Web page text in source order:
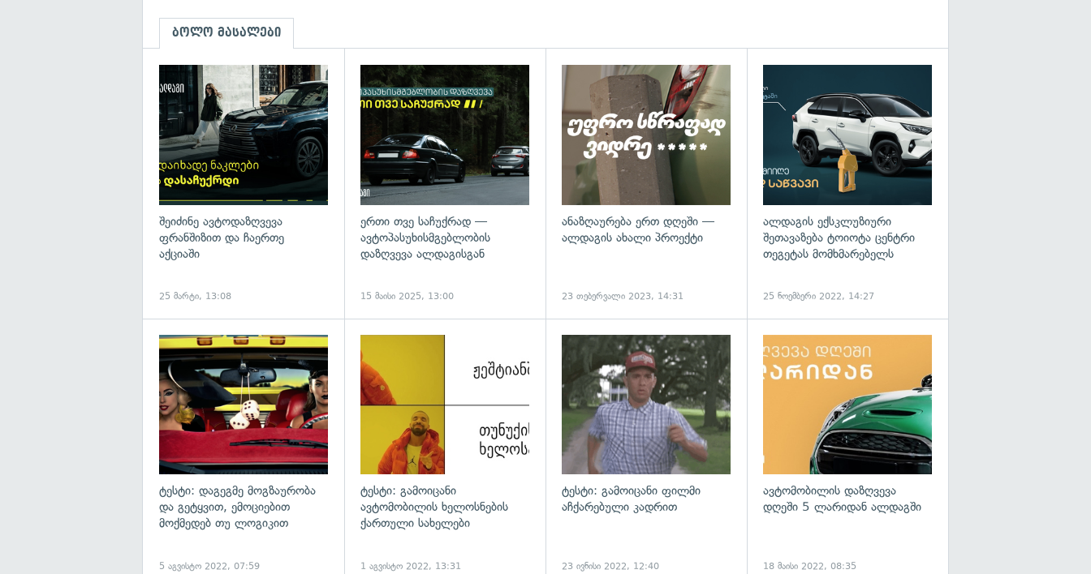
ბოლო მასალები
შეიძინე ავტოდაზღვევა
ფრანშიზით და ჩაერთე
აქციაში
25 მარტი, 13:08
ერთი თვე საჩუქრად —
ავტოპასუხისმგებლობის
დაზღვევა ალდაგისგან
15 მაისი 2025, 13:00
ანაზღაურება ერთ დღეში —
ალდაგის ახალი პროექტი
23 თებერვალი 2023, 14:31
ალდაგის ექსკლუზიური
შეთავაზება ტოიოტა ცენტრი
თეგეტას მომხმარებელს
25 ნოემბერი 2022, 14:27
ტესტი: დაგეგმე მოგზაურობა
და გეტყვით, ემოციებით
მოქმედებ თუ ლოგიკით
5 აგვისტო 2022, 07:59
ტესტი: გამოიცანი
ავტომობილის ხელოსნების
ქართული სახელები
1 აგვისტო 2022, 13:31
ტესტი: გამოიცანი ფილმი
აჩქარებული კადრით
23 ივნისი 2022, 12:40
ავტომობილის დაზღვევა
დღეში 5 ლარიდან ალდაგში
18 მაისი 2022, 08:35